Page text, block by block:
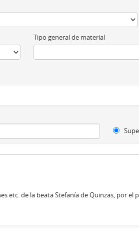
Tipo general de material
de la beata Stefanía de Quinzas, por